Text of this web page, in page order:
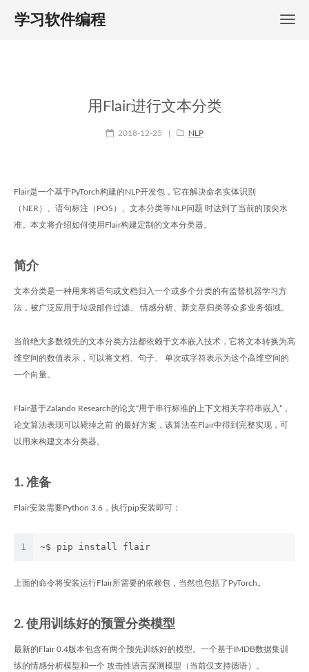
学习软件编程
用Flair进行文本分类
2018-12-25 NLP
Flair是一个基于PyTorch构建的NLP开发包，它在解决命名实体识别
（NER）、语句标注（POS）、文本分类等NLP问题 时达到了当前的顶尖水
准。本文将介绍如何使用Flair构建定制的文本分类器。
简介
文本分类是一种用来将语句或文档归入一个或多个分类的有监督机器学习方
法，被广泛应用于垃圾邮件过滤、 情感分析、新文章归类等众多业务领域。
当前绝大多数领先的文本分类方法都依赖于文本嵌入技术，它将文本转换为高
维空间的数值表示，可以将文档、句子、 单次或字符表示为这个高维空间的
一个向量。
Flair基于Zalando Research的论文“用于串行标准的上下文相关字符串嵌入”，
论文算法表现可以毙掉之前 的最好方案，该算法在Flair中得到完整实现，可
以用来构建文本分类器。
1. 准备
Flair安装需要Python 3.6，执行pip安装即可：
1 ~$ pip install flair
上面的命令将安装运行Flair所需要的依赖包，当然也包括了PyTorch。
2. 使用训练好的预置分类模型
最新的Flair 0.4版本包含有两个预先训练好的模型。一个基于IMDB数据集训
练的情感分析模型和一个 攻击性语言探测模型（当前仅支持德语）。